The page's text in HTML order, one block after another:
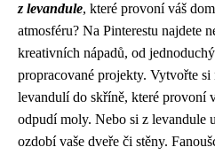
z levandule, které provoní váš
atmosféru? Na Pinterestu najdete
kreativních nápadů, od
propracované projekty. Vytvořte
levandulí do skříně, které provoní
odpudí moly. Nebo si z levandule
ozdobí vaše dveře či stěny.